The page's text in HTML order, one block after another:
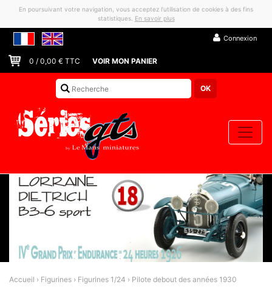
En poursuivant votre navigation, vous acceptez l’utilisation de cookies à des fins
statistiques. En savoir plus
Connexion
0 / 0,00 € TTC VOIR MON PANIER
Accueil › Figurines › Figurines 1/24 › Pilote debout des années 1930